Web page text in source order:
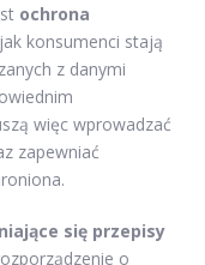
ochrona
konsumenci stają
z danymi
więc wprowadzać
zapewniać
się przepisy
o